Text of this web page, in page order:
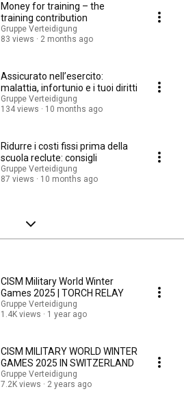
Money for training – the
training contribution
Gruppe Verteidigung
83 views
2 months ago
Assicurato nell’esercito:
malattia, infortunio e i tuoi diritti
Gruppe Verteidigung
134 views
10 months ago
Ridurre i costi fissi prima della
scuola reclute: consigli
Gruppe Verteidigung
87 views
10 months ago
CISM Military World Winter
Games 2025 | TORCH RELAY
Gruppe Verteidigung
1.4K views
1 year ago
CISM MILITARY WORLD WINTER
GAMES 2025 IN SWITZERLAND
Gruppe Verteidigung
7.2K views
2 years ago